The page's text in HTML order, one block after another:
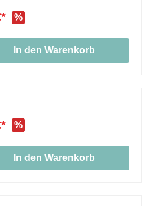
%
In den Warenkorb
%
In den Warenkorb